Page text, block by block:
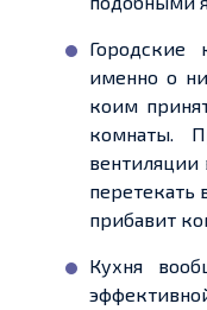
именно о
коим
комнаты.
вентиляции
перетекать
прибавит
Кухня